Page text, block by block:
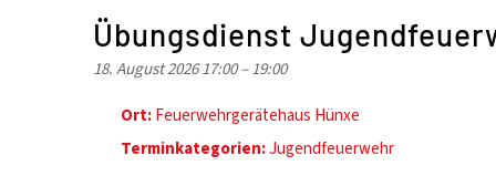
Übungsdienst
18. August 2026 17:00–19:00
Ort: Feuerwehrgerätehaus Hünxe
Terminkategorien:Jugendfeuerwehr